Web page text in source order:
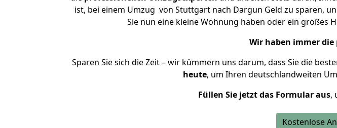
ist, bei einem Umzug von Stuttgart nach Dargun Geld zu sparen,
Sie nun eine kleine Wohnung haben oder ein großes
Wir haben immer die
Sparen Sie sich die Zeit – wir kümmern uns darum, dass Sie die
heute, um Ihren deutschlandweiten
Füllen Sie jetzt das Formular aus,
Kostenlose